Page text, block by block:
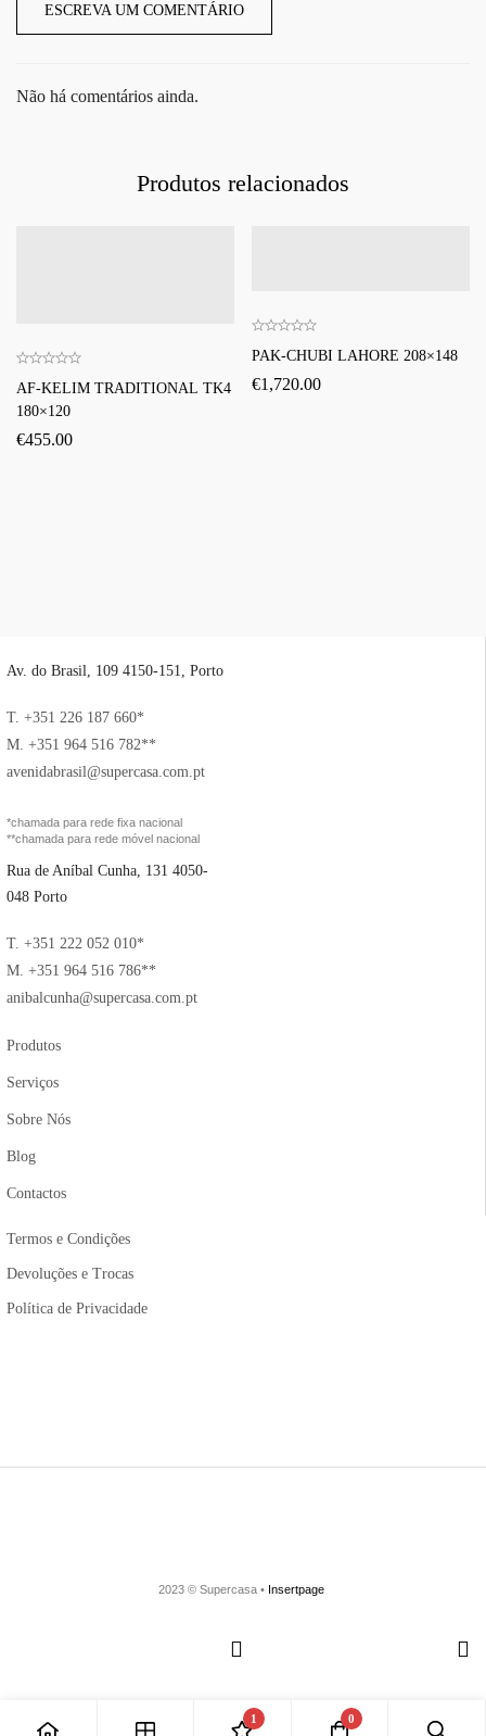
ESCREVA UM COMENTÁRIO
Não há comentários ainda.
Produtos relacionados
AF-KELIM TRADITIONAL TK4
180×120
€455.00
PAK-CHUBI LAHORE 208×148
€1,720.00
Av. do Brasil, 109 4150-151, Porto
T. +351 226 187 660*
M. +351 964 516 782**
avenidabrasil@supercasa.com.pt
*chamada para rede fixa nacional
**chamada para rede móvel nacional
Rua de Aníbal Cunha, 131 4050-
048 Porto
T. +351 222 052 010*
M. +351 964 516 786**
anibalcunha@supercasa.com.pt
Produtos
Serviços
Sobre Nós
Blog
Contactos
Termos e Condições
Devoluções e Trocas
Política de Privacidade
2023 © Supercasa • Insertpage
1 0